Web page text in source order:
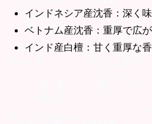
インドネシア産沈香：深く
ベトナム産沈香：重厚で広
インド産白檀：甘く重厚な香